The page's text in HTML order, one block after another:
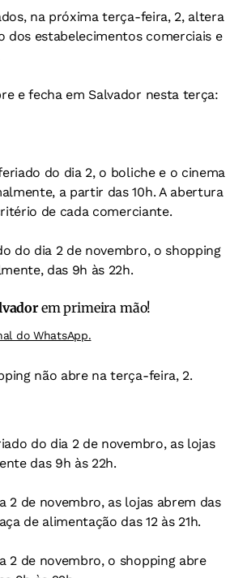
na próxima terça-feira, 2, altera
dos estabelecimentos comerciais e
e fecha em Salvador nesta terça:
do dia 2, o boliche e o cinema
a partir das 10h. A abertura
de cada comerciante.
do dia 2 de novembro, o shopping
das 9h às 22h.
em primeira mão!
do WhatsApp.
não abre na terça-feira, 2.
do dia 2 de novembro, as lojas
das 9h às 22h.
2 de novembro, as lojas abrem das
de alimentação das 12 às 21h.
2 de novembro, o shopping abre